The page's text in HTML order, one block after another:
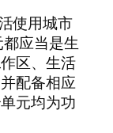
使用城市
应当是生
区、生活
配备相应
元均为功